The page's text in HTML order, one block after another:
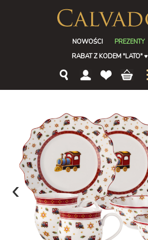
NOWOŚCI
PREZENTY
RABAT Z KODEM "LATO"♥
‹